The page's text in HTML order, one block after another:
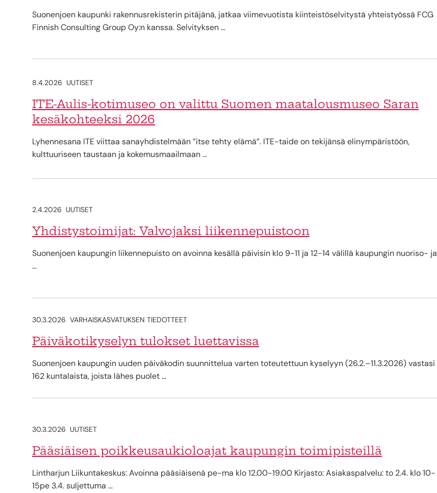
Suonenjoen kaupunki rakennusrekisterin pitäjänä, jatkaa viimevuotista kiinteistöselvitystä yhteistyössä FCG
Finnish Consulting Group Oy:n kanssa. Selvityksen …
8.4.2026 UUTISET
ITE-Aulis-kotimuseo on valittu Suomen maatalousmuseo Saran
kesäkohteeksi 2026
Lyhennesana ITE viittaa sanayhdistelmään ”itse tehty elämä”. ITE-taide on tekijänsä elinympäristöön,
kulttuuriseen taustaan ja kokemusmaailmaan …
2.4.2026 UUTISET
Yhdistystoimijat: Valvojaksi liikennepuistoon
Suonenjoen kaupungin liikennepuisto on avoinna kesällä päivisin klo 9-11 ja 12-14 välillä kaupungin nuoriso- ja
…
30.3.2026 VARHAISKASVATUKSEN TIEDOTTEET
Päiväkotikyselyn tulokset luettavissa
Suonenjoen kaupungin uuden päiväkodin suunnittelua varten toteutettuun kyselyyn (26.2.–11.3.2026) vastasi
162 kuntalaista, joista lähes puolet …
30.3.2026 UUTISET
Pääsiäisen poikkeusaukioloajat kaupungin toimipisteillä
Lintharjun Liikuntakeskus: Avoinna pääsiäisenä pe-ma klo 12.00-19.00 Kirjasto: Asiakaspalvelu: to 2.4. klo 10-
15pe 3.4. suljettuma …